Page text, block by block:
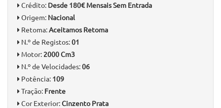
Crédito: Desde 180€ Mensais Sem Entrada
Origem: Nacional
Retoma:Aceitamos Retoma
N.º de Registos:01
Motor: 2000 Cm3
N.º de Velocidades:06
Potência: 109
Tração: Frente
Cor Exterior:Cinzento Prata